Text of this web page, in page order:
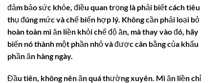
đảm bảo sức khỏe, điều quan trọng là phải biết cách tiêu
thụ đúng mức và chế biến hợp lý. Không cần phải loại bỏ
hoàn toàn mì ăn liền khỏi chế độ ăn, mà thay vào đó, hãy
biến nó thành một phần nhỏ và được cân bằng của khẩu
phần ăn hàng ngày.
Đầu tiên, không nên ăn quá thường xuyên. Mì ăn liền chỉ